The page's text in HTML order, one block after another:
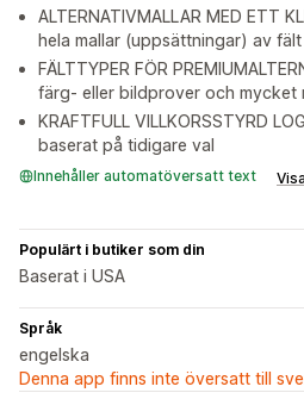
ALTERNATIVMALLAR MED ETT
hela mallar (uppsättningar) av fält
FÄLTTYPER FÖR
färg- eller bildprover och mycket
KRAFTFULL VILLKORSSTYRD
baserat på tidigare val
Innehåller automatöversatt text
Populärt i butiker som din
Baserat i USA
Språk
engelska
Denna app finns inte översatt till